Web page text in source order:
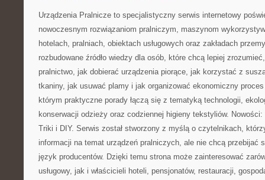
Urządzenia Pralnicze to specjalistyczny serwis internetowy
nowoczesnym rozwiązaniom pralniczym, maszynom
hotelach, pralniach, obiektach usługowych oraz zakładach
rozbudowane źródło wiedzy dla osób, które chcą lepiej
pralnictwo, jak dobierać urządzenia piorące, jak korzystać z
tkaniny, jak usuwać plamy i jak organizować ekonomiczny
którym praktyczne porady łączą się z tematyką technologii,
konserwacji odzieży oraz codziennej higieny tekstyliów. Nowości:
Triki i DIY. Serwis został stworzony z myślą o czytelnikach,
informacji na temat urządzeń pralniczych, ale nie chcą przebijać
język producentów. Dzięki temu strona może zainteresować
usługowy, jak i właścicieli hoteli, pensjonatów, restauracji,